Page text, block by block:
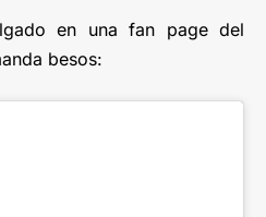
en una fan page del
besos: